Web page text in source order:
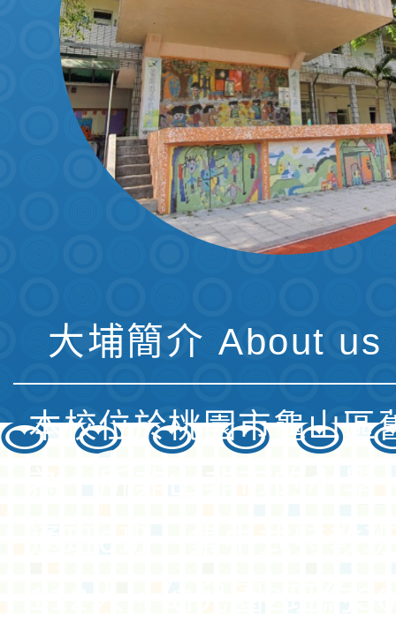
大埔簡介 About us
本校位於桃園市龜山區